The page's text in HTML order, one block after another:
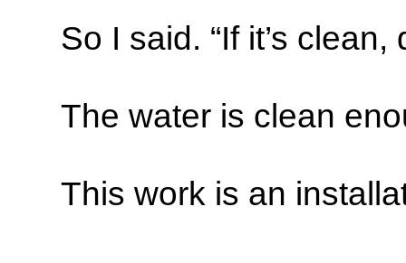
So I said. “If it’s clean,
The water is clean
This work is an